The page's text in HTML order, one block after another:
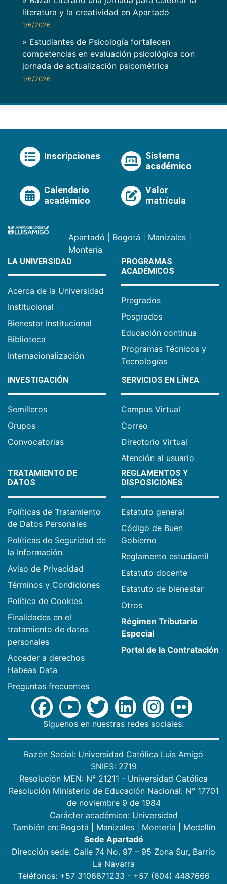
literatura y la creatividad en Apartadó
1/6/2026
» Estudiantes de Psicología fortalecen
competencias en evaluación psicológica con
jornada de actualización psicométrica
1/6/2026
Inscripciones
Sistema
académico
Calendario
académico
Valor
matrícula
Apartadó Bogotá Manizales
Montería
LA UNIVERSIDAD
Acerca de la Universidad
Institucional
Bienestar Institucional
Biblioteca
Internacionalización
PROGRAMAS
ACADÉMICOS
Pregrados
Posgrados
Educación continua
Programas Técnicos y
Tecnologías
INVESTIGACIÓN
Semilleros
Grupos
Convocatorias
SERVICIOS EN LÍNEA
Campus Virtual
Correo
Directorio Virtual
Atención al usuario
TRATAMIENTO DE
DATOS
Políticas de Tratamiento
de Datos Personales
Políticas de Seguridad de
la Información
Aviso de Privacidad
Términos y Condiciones
Política de Cookies
Finalidades en el
tratamiento de datos
personales
Acceder a derechos
Habeas Data
Preguntas frecuentes
REGLAMENTOS Y
DISPOSICIONES
Estatuto general
Código de Buen
Gobierno
Reglamento estudiantil
Estatuto docente
Estatuto de bienestar
Otros
Régimen Tributario
Especial
Portal de la Contratación
Síguenos en nuestras redes sociales:
Razón Social: Universidad Católica Luis Amigó
SNIES: 2719
Resolución MEN: N° 21211 - Universidad Católica
Resolución Ministerio de Educación Nacional: N° 17701
de noviembre 9 de 1984
Carácter académico: Universidad
También en: Bogotá Manizales| Montería
Medellín
Sede Apartadó
Dirección sede: Calle 74 No. 97 – 95 Zona Sur, Barrio
La Navarra
Teléfonos: +57 3106671233 - +57 (604) 4487666